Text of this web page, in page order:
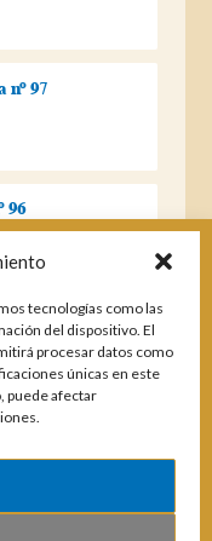
tecnologías como las
del dispositivo. El
procesar datos como
únicas en este
puede afectar
nº 97
96
95